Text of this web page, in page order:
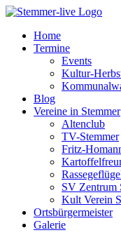
Home
Termine
Events
Kultur-
Blog
Vereine in Stemmer
Altenclub
TV-Stemmer
Fritz-
SV Zentrum
Kult Verein
Ortsbürgermeister
Galerie